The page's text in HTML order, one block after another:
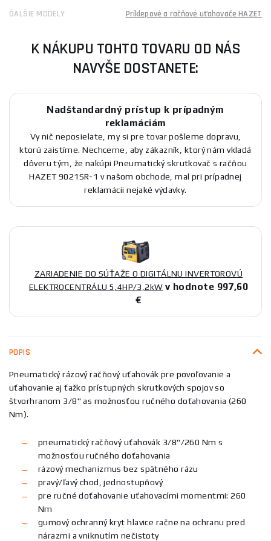
ĎALŠIE MODELY Príklepové a račňové uťahovače HAZET
K NÁKUPU TOHTO TOVARU OD NÁS
NAVYŠE DOSTANETE:
Nadštandardný prístup k prípadným
reklamáciám
Vy nič neposielate, my si pre tovar pošleme dopravu,
ktorú zaistíme. Nechceme, aby zákazník, ktorý nám vkladá
dôveru tým, že nakúpi Pneumatický skrutkovač s račňou
HAZET 9021SR-1 v našom obchode, mal pri prípadnej
reklamácii nejaké výdavky.
ZARIADENIE DO SÚŤAŽE O DIGITÁLNU INVERTOROVÚ
ELEKTROCENTRÁLU 5,4HP/3,2kW v hodnote 997,60
€
POPIS
Pneumatický rázový račňový uťahovák pre povoľovanie a
uťahovanie aj ťažko prístupných skrutkových spojov so
štvorhranom 3/8" as možnosťou ručného doťahovania (260
Nm).
pneumatický račňový uťahovák 3/8"/260 Nm s
možnosťou ručného doťahovania
rázový mechanizmus bez spätného rázu
pravý/ľavý chod, jednostupňový
pre ručné doťahovanie uťahovacími momentmi: 260
Nm
gumový ochranný kryt hlavice račne na ochranu pred
nárazmi a vniknutím nečistoty